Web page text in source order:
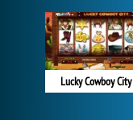
Lucky Cowboy City